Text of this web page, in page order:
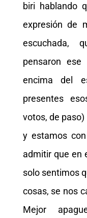
biri hablando
expresión de
escuchada,
pensaron
encima del
presentes
votos, de
y estamos
admitir que en
solo sentimos
cosas, se nos
Mejor